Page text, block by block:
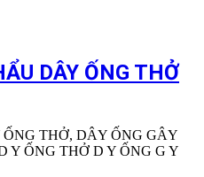
DÂY ỐNG THỞ
THỞ, DÂY ỐNG GÂY
Y ỐNG THỞ D Y ỐNG G Y